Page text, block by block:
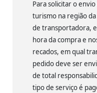
Para solicitar o
turismo na região
de transportadora,
hora da compra e
recados, em qual
pedido deve ser
de total
tipo de serviço é